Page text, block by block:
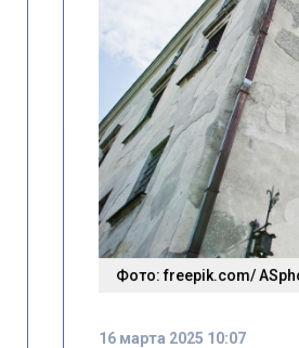
Фото: freepik.com/
16 марта 2025 10:07